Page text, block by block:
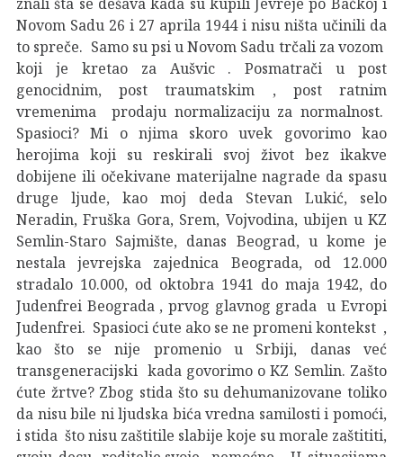
Novom Sadu 26 i 27 aprila 1944 i nisu ništa učinili da
to spreče. Samo su psi u Novom Sadu trčali za vozom
koji je kretao za Aušvic . Posmatrači u post
genocidnim, post traumatskim , post ratnim
vremenima prodaju normalizaciju za normalnost.
Spasioci? Mi o njima skoro uvek govorimo kao
herojima koji su reskirali svoj život bez ikakve
dobijene ili očekivane materijalne nagrade da spasu
druge ljude, kao moj deda Stevan Lukić, selo
Neradin, Fruška Gora, Srem, Vojvodina, ubijen u KZ
Semlin-Staro Sajmište, danas Beograd, u kome je
nestala jevrejska zajednica Beograda, od 12.000
stradalo 10.000, od oktobra 1941 do maja 1942, do
Judenfrei Beograda , prvog glavnog grada u Evropi
Judenfrei. Spasioci ćute ako se ne promeni kontekst ,
kao što se nije promenio u Srbiji, danas već
transgeneracijski kada govorimo o KZ Semlin. Zašto
ćute žrtve? Zbog stida što su dehumanizovane toliko
da nisu bile ni ljudska bića vredna samilosti i pomoći,
i stida što nisu zaštitile slabije koje su morale zaštititi,